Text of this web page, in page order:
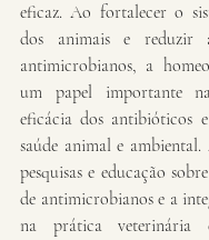
eficaz. Ao fortalecer o
dos animais e reduzir
antimicrobianos, a
um papel importante
eficácia dos antibióticos
saúde animal e
pesquisas e educação
de antimicrobianos e a
na prática veterinária